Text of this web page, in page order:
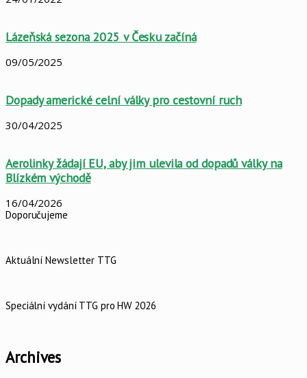
Lázeňská sezona 2025 v Česku začíná
09/05/2025
Dopady americké celní války pro cestovní ruch
30/04/2025
Aerolinky žádají EU, aby jim ulevila od dopadů války na
Blízkém východě
16/04/2026
Doporučujeme
Aktuální Newsletter TTG
Speciální vydání TTG pro HW 2026
Archives